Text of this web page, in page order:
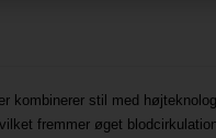
kombinerer stil med
fremmer øget